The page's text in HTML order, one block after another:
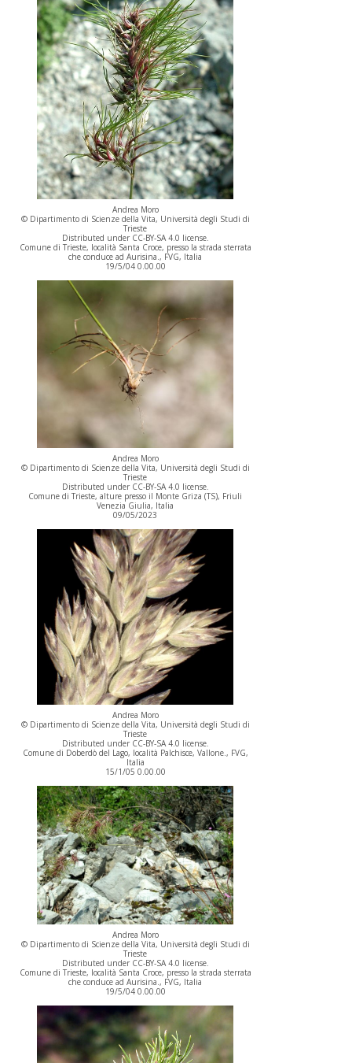
Andrea Moro
© Dipartimento di Scienze della Vita, Università degli Studi di
Trieste
Distributed under CC-BY-SA 4.0 license.
Comune di Trieste, località Santa Croce, presso la strada sterrata
che conduce ad Aurisina., FVG, Italia
19/5/04 0.00.00
Andrea Moro
© Dipartimento di Scienze della Vita, Università degli Studi di
Trieste
Distributed under CC-BY-SA 4.0 license.
Comune di Trieste, alture presso il Monte Griza (TS), Friuli
Venezia Giulia, Italia
09/05/2023
Andrea Moro
© Dipartimento di Scienze della Vita, Università degli Studi di
Trieste
Distributed under CC-BY-SA 4.0 license.
Comune di Doberdò del Lago, località Palchisce, Vallone., FVG,
Italia
15/1/05 0.00.00
Andrea Moro
© Dipartimento di Scienze della Vita, Università degli Studi di
Trieste
Distributed under CC-BY-SA 4.0 license.
Comune di Trieste, località Santa Croce, presso la strada sterrata
che conduce ad Aurisina., FVG, Italia
19/5/04 0.00.00